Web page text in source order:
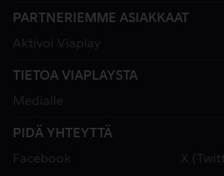
PARTNERIEMME ASIAKKAAT
Aktivoi Viaplay
TIETOA VIAPLAYSTA
Medialle
PIDÄ YHTEYTTÄ
Facebook
X